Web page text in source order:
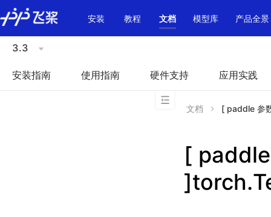
\u200E
安装
教程 文档 模型库 产品全景
3.3
安装指南 使用指南 硬件支持 应用实践
文档 [ paddle 参
[